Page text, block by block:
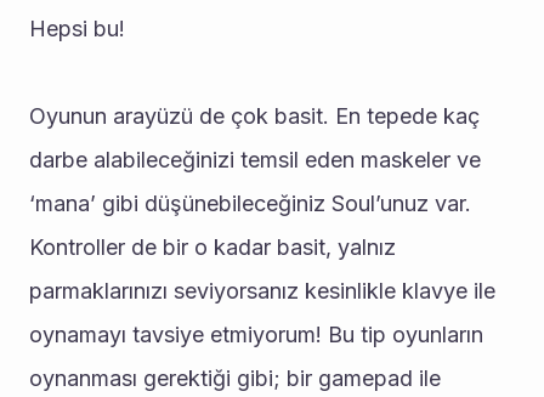
Hepsi bu!
Oyunun arayüzü de çok basit. En tepede kaç
darbe alabileceğinizi temsil eden maskeler ve
‘mana’ gibi düşünebileceğiniz Soul’unuz var.
Kontroller de bir o kadar basit, yalnız
parmaklarınızı seviyorsanız kesinlikle klavye ile
oynamayı tavsiye etmiyorum! Bu tip oyunların
oynanması gerektiği gibi; bir gamepad ile